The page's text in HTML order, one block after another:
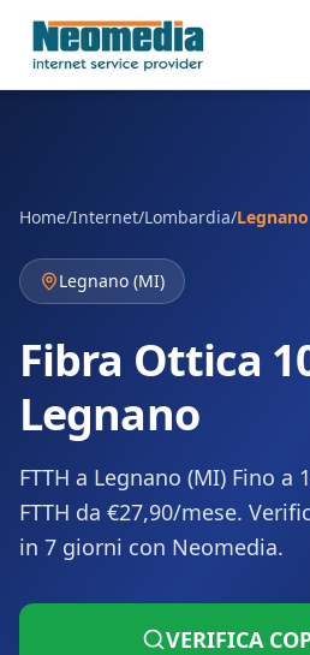
Home/Internet/Lombardia/Legnano
Legnano (MI)
Fibra Ottica
Legnano
FTTH a Legnano (MI) Fino
FTTH da €27,90/mese.
in 7 giorni con Neomedia.
VERIFICA